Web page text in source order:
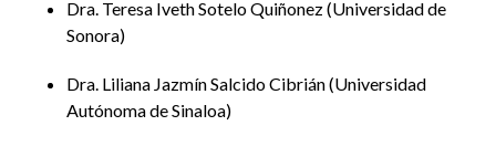
(Fear of Missing Out)”
Campus Nogales).
11: 25 am “Estrategias para el buen uso del entono digital”
Dra. Teresa Iveth Sotelo Quiñonez Universidad de
Sonora
Dra. Liliana Jazmín Salcido Cibrián Universidad
Autónoma de Sinaloa